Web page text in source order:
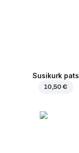
Susikurk pats
10,50 €